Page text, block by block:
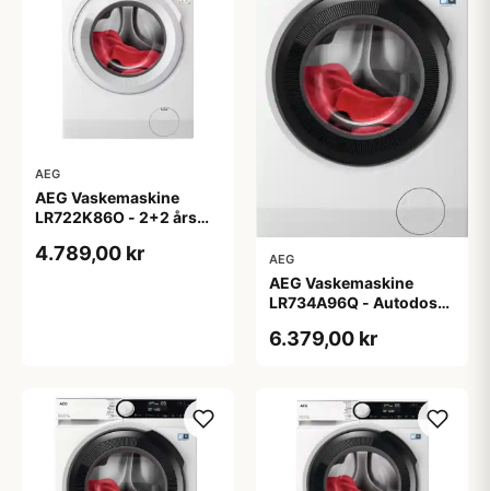
AEG
AEG Vaskemaskine
LR722K86O - 2+2 års
4.789,00 kr AEG
AEG Vaskemaskine
LR734A96Q - Autodose
6.379,00 kr